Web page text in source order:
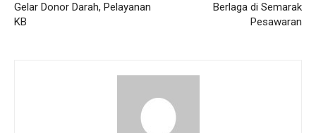
Gelar Donor Darah, Pelayanan
KB
Berlaga di Semarak
Pesawaran